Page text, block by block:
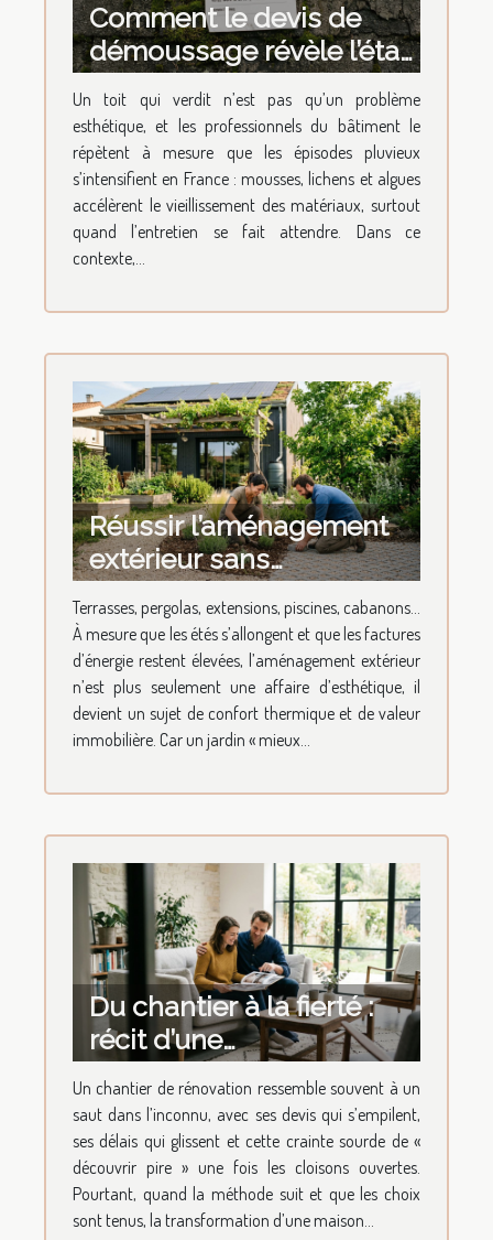
Comment le devis de
démoussage révèle l’état
de santé de votre bâti
Un toit qui verdit n’est pas qu’un problème
esthétique, et les professionnels du bâtiment le
répètent à mesure que les épisodes pluvieux
s’intensifient en France : mousses, lichens et algues
accélèrent le vieillissement des matériaux, surtout
quand l’entretien se fait attendre. Dans ce
contexte,...
Réussir l’aménagement
extérieur sans
compromettre la
performance
énergétique
Terrasses, pergolas, extensions, piscines, cabanons…
À mesure que les étés s’allongent et que les factures
d’énergie restent élevées, l’aménagement extérieur
n’est plus seulement une affaire d’esthétique, il
devient un sujet de confort thermique et de valeur
immobilière. Car un jardin « mieux...
Du chantier à la fierté :
récit d’une
transformation de
maison réussie
Un chantier de rénovation ressemble souvent à un
saut dans l’inconnu, avec ses devis qui s’empilent,
ses délais qui glissent et cette crainte sourde de «
découvrir pire » une fois les cloisons ouvertes.
Pourtant, quand la méthode suit et que les choix
sont tenus, la transformation d’une maison...